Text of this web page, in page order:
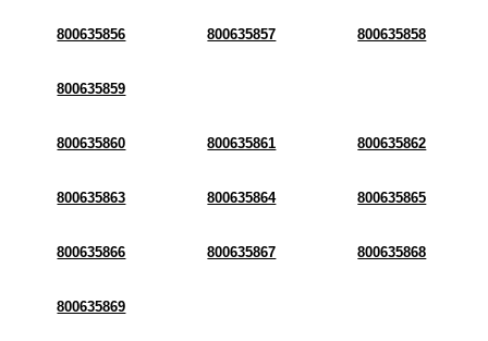
800635856 800635857 800635858
800635859
800635860 800635861 800635862
800635863 800635864 800635865
800635866 800635867 800635868
800635869